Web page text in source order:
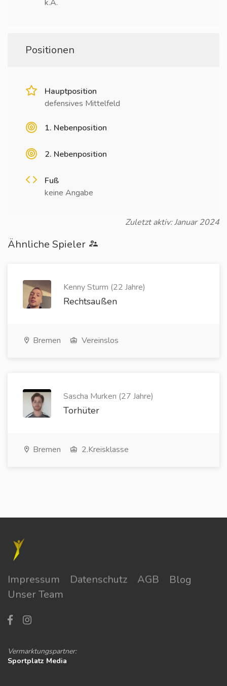
k.A.
Positionen
Hauptposition
defensives Mittelfeld
1. Nebenposition
2. Nebenposition
Fuß
keine Angabe
Zuletzt aktiv: Januar 2024
Ähnliche Spieler
Kenny Sturm (22 Jahre)
Rechtsaußen
Bremen Vereinslos
Sascha Murken (27 Jahre)
Torhüter
Bremen 2.Kreisklasse
Impressum Datenschutz AGB
Blog
Unser Team
Vermarktungspartner:
Sportplatz Media